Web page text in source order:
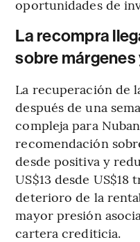
oportunidades de
La recompra
sobre
La recuperación de
después de una
compleja para
recomendación
desde positiva y
US$13 desde
deterioro de la
mayor presión
cartera crediticia.